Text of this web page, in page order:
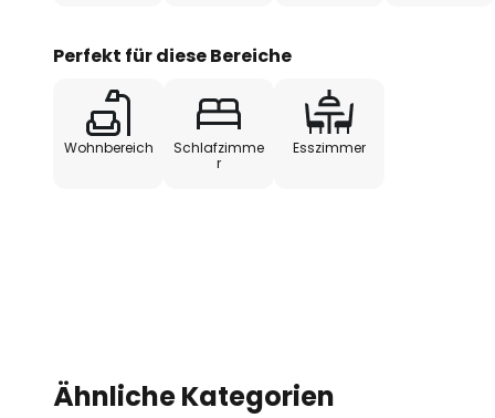
Perfekt für diese Bereiche
Wohnbereich
Schlafzimme
r
Esszimmer
Ähnliche Kategorien